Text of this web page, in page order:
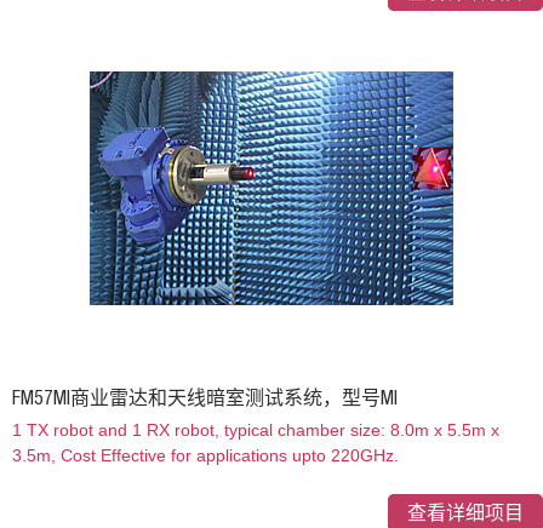
FM57MI商业雷达和天线暗室测试系统，型号MI
1 TX robot and 1 RX robot, typical chamber size: 8.0m x 5.5m x
3.5m, Cost Effective for applications upto 220GHz.
查看详细项目